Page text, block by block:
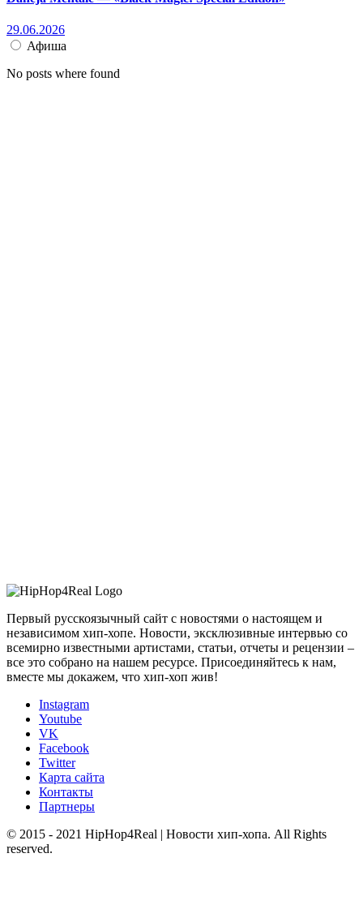
29.06.2026
Афиша
No posts where found
Первый русскоязычный сайт с новостями о настоящем и
независимом хип-хопе. Новости, эксклюзивные интервью со
всемирно известными артистами, статьи, отчеты и рецензии –
все это собрано на нашем ресурсе. Присоединяйтесь к нам,
вместе мы докажем, что хип-хоп жив!
Instagram
Youtube
VK
Facebook
Twitter
Карта сайта
Контакты
Партнеры
© 2015 - 2021 HipHop4Real | Новости хип-хопа. All Rights
reserved.